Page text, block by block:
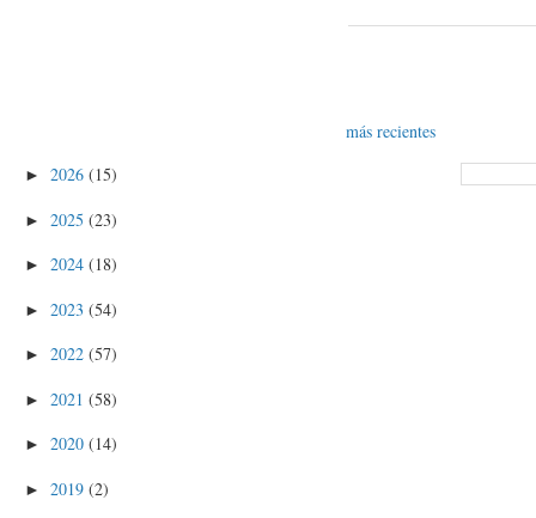
más recientes
► 2026 (15)
► 2025 (23)
► 2024 (18)
► 2023 (54)
► 2022 (57)
► 2021 (58)
► 2020 (14)
► 2019 (2)